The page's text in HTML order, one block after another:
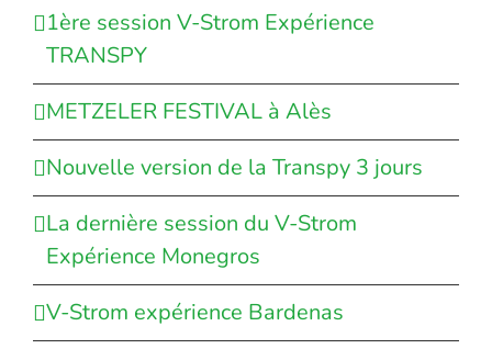
1ère session V-Strom Expérience
TRANSPY
METZELER FESTIVAL à Alès
Nouvelle version de la Transpy 3 jours
La dernière session du V-Strom
Expérience Monegros
V-Strom expérience Bardenas